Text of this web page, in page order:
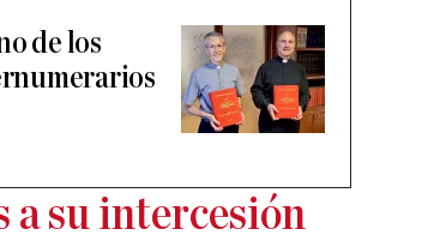
de los
a su intercesión